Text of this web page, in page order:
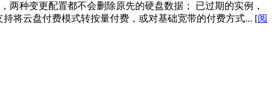
种变更配置都不会删除原先的硬盘数据； 已过期的实例，
将云盘付费模式转按量付费，或对基础宽带的付费方式... [阅